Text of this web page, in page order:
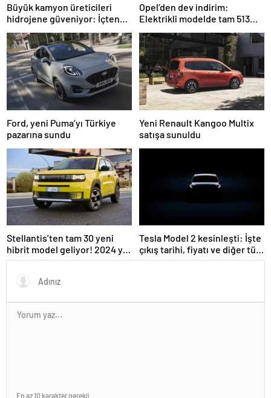
Büyük kamyon üreticileri
hidrojene güveniyor: İçten
yanmalı motorlar değişiyor…
Opel’den dev indirim:
Elektrikli modelde tam 513
bin TL indirim açıklandı…
Ford, yeni Puma’yı Türkiye
pazarına sundu
Yeni Renault Kangoo Multix
satışa sunuldu
Stellantis’ten tam 30 yeni
hibrit model geliyor! 2024 yılı
bitmeden satışa sunulacak…
Tesla Model 2 kesinleşti: İşte
çıkış tarihi, fiyatı ve diğer tüm
ayrıntılar…
En az 10 karakter gerekli